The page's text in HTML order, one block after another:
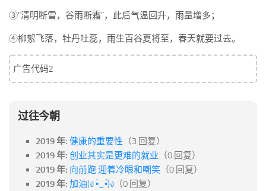
③“清明断雪，谷雨断霜”，此后气温回升，雨量增多；
④柳絮飞落，牡丹吐蕊，雨生百谷夏将至，春天就要过去。
广告代码2
过往今朝
2019 年: 健康的重要性 （3 回复）
2019 年: 创业其实是更难的就业 （0 回复）
2019 年: 向前跑 迎着冷眼和嘲笑 （0 回复）
2019 年: 加油(ง •̀_•́)ง （0 回复）